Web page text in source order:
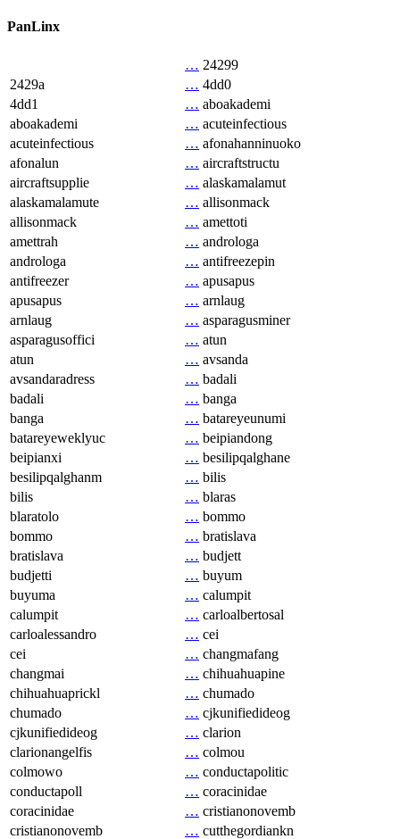
PanLinx
… 24299
2429a
… 4dd0
4dd1
… aboakademi
aboakademi
… acuteinfectious
acuteinfectious
… afonahanninuoko
afonalun
… aircraftstructu
aircraftsupplie
… alaskamalamut
alaskamalamute
… allisonmack
allisonmack
… amettoti
amettrah
… androloga
androloga
… antifreezepin
antifreezer
… apusapus
apusapus
… arnlaug
arnlaug
… asparagusminer
asparagusoffici
… atun
atun
… avsanda
avsandaradress
… badali
badali
… banga
banga
… batareyeunumi
batareyeweklyuc
… beipiandong
beipianxi
… besilipqalghane
besilipqalghanm
… bilis
bilis
… blaras
blaratolo
… bommo
bommo
… bratislava
bratislava
… budjett
budjetti
… buyum
buyuma
… calumpit
calumpit
… carloalbertosal
carloalessandro
… cei
cei
… changmafang
changmai
… chihuahuapine
chihuahuaprickl
… chumado
chumado
… cjkunifiedideog
cjkunifiedideog
… clarion
clarionangelfis
… colmou
colmowo
… conductapolitic
conductapoll
… coracinidae
coracinidae
… cristianonovemb
cristianonovemb
… cutthegordiankn